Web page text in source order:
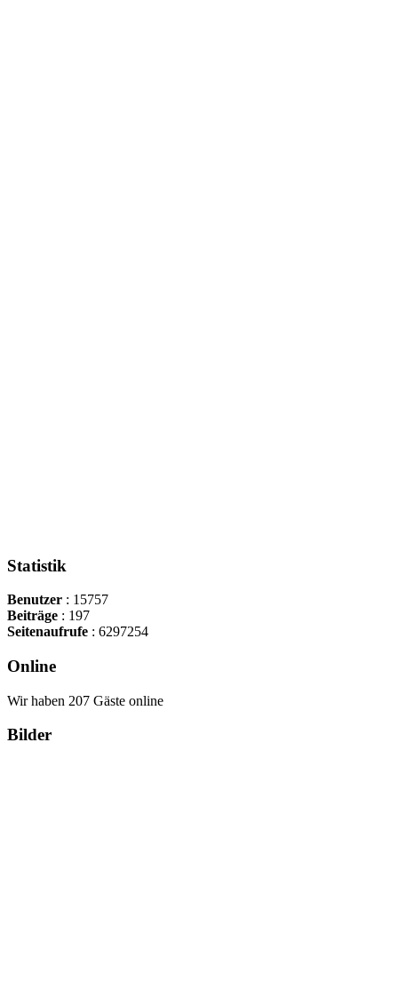
Statistik
Benutzer : 15757
Beiträge : 197
Seitenaufrufe : 6297254
Online
Wir haben 207 Gäste online
Bilder